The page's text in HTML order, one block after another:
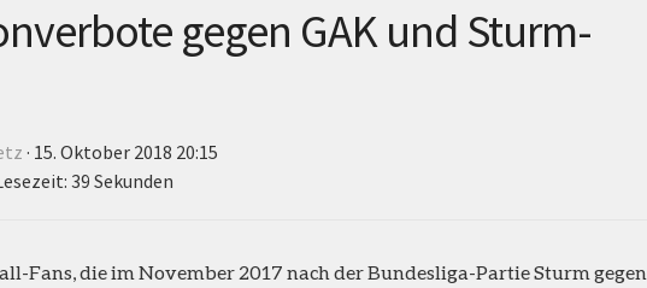
gegen GAK und Sturm-
· 15. Oktober 2018 20:15
39 Sekunden
Fans, die im November 2017 nach der Bundesliga-Partie Sturm gegen